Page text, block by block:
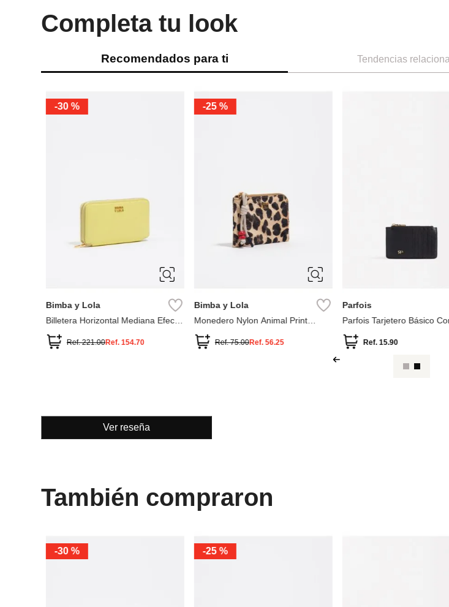
Completa tu look
Recomendados para ti Tendencias
-30 %
Bimba y Lola
Billetera Horizontal Mediana Efecto
Ref.221.00Ref. 154.70
-25 %
Bimba y Lola
Monedero Nylon Animal Print
Ref.75.00Ref. 56.25
Parfois
Parfois Tarjetero Básico
Ref. 15.90
Ver reseña
También compraron
-30 % -25 %